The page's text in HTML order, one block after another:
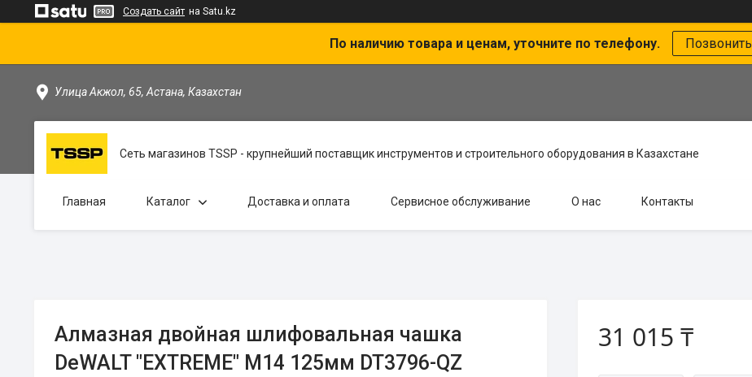
Создать сайт на Satu.kz
По наличию товара и ценам, уточните по телефону. Позвонить
Улица Акжол, 65, Астана, Казахстан
Сеть магазинов TSSP - крупнейший поставщик инструментов и строительного оборудования в Казахстане
Главная Каталог Доставка и оплата Сервисное обслуживание О нас Контакты
Алмазная двойная шлифовальная чашка
DeWALT "EXTREME" М14 125мм DT3796-QZ
31 015 ₸